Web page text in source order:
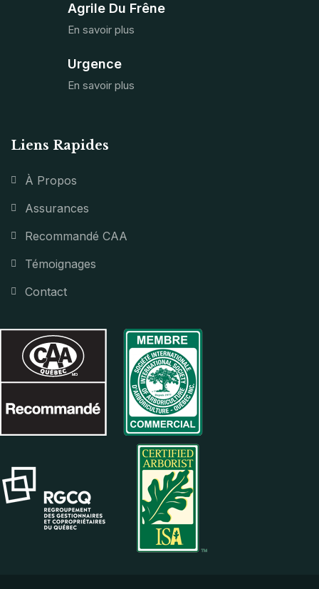
Agrile Du Frêne
En savoir plus
Urgence
En savoir plus
Liens Rapides
À Propos
Assurances
Recommandé CAA
Témoignages
Contact